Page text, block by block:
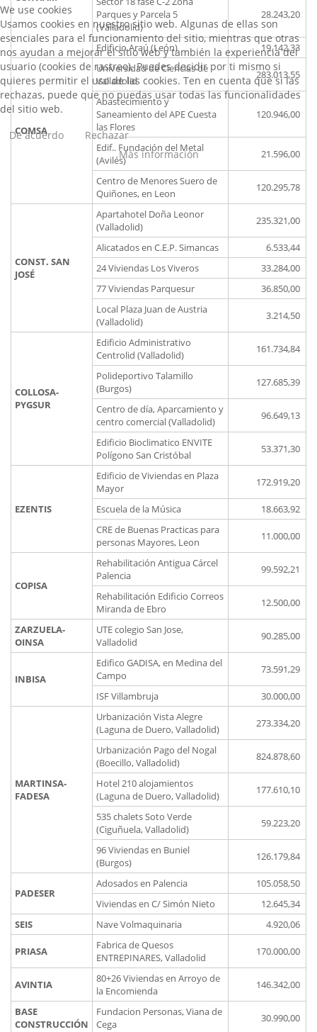
Parques y Parcela 5
(Valladolid)
28.243,20
Edificio Araú (León) 19.142,33
COMSA
Universidad de Ciencias de
Valladolid
283.013,55
Abastecimiento y
Saneamiento del APE Cuesta
las Flores
120.946,00
Edif.. Fundación del Metal
(Avilés)
21.596,00
Centro de Menores Suero de
Quiñones, en Leon
120.295,78
CONST. SAN
JOSÉ
Apartahotel Doña Leonor
(Valladolid)
235.321,00
Alicatados en C.E.P. Simancas
6.533,44
24 Viviendas Los Viveros
33.284,00
77 Viviendas Parquesur
36.850,00
Local Plaza Juan de Austria
(Valladolid)
3.214,50
COLLOSA-
PYGSUR
Edificio Administrativo
Centrolid (Valladolid)
161.734,84
Polideportivo Talamillo
(Burgos)
127.685,39
Centro de día, Aparcamiento y
centro comercial (Valladolid)
96.649,13
Edificio Bioclimatico ENVITE
Polígono San Cristóbal
53.371,30
EZENTIS
Edificio de Viviendas en Plaza
Mayor
172.919,20
Escuela de la Música
18.663,92
CRE de Buenas Practicas para
personas Mayores, Leon
11.000,00
COPISA
Rehabilitación Antigua Cárcel
Palencia
99.592,21
Rehabilitación Edificio Correos
Miranda de Ebro
12.500,00
ZARZUELA-
OINSA
UTE colegio San Jose,
Valladolid
90.285,00
INBISA
Edifico GADISA, en Medina del
Campo
73.591,29
ISF Villambruja 30.000,00
MARTINSA-
FADESA
Urbanización Vista Alegre
(Laguna de Duero, Valladolid)
273.334,20
Urbanización Pago del Nogal
(Boecillo, Valladolid)
824.878,60
Hotel 210 alojamientos
(Laguna de Duero, Valladolid)
177.610,10
535 chalets Soto Verde
(Ciguñuela, Valladolid)
59.223,20
96 Viviendas en Buniel
(Burgos)
126.179,84
PADESER
Adosados en Palencia
105.058,50
Viviendas en C/ Simón Nieto
12.645,34
SEIS
Nave Volmaquinaria 4.920,06
PRIASA
Fabrica de Quesos
ENTREPINARES, Valladolid
170.000,00
AVINTIA
80+26 Viviendas en Arroyo de
la Encomienda
146.342,00
BASE
CONSTRUCCIÓN
Fundacion Personas, Viana de
Cega
30.990,00
We use cookies
Usamos cookies en nuestro sitio web. Algunas de ellas son
esenciales para el funcionamiento del sitio, mientras que otras
nos ayudan a mejorar el sitio web y también la experiencia del
usuario (cookies de rastreo). Puedes decidir por ti mismo si
quieres permitir el uso de las cookies. Ten en cuenta que si las
rechazas, puede que no puedas usar todas las funcionalidades
del sitio web.
De acuerdo
Rechazar
Más información